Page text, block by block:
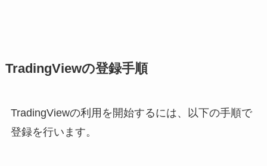
TradingViewの登録手順
TradingViewの利用を開始するには、以下の手順で
登録を行います。